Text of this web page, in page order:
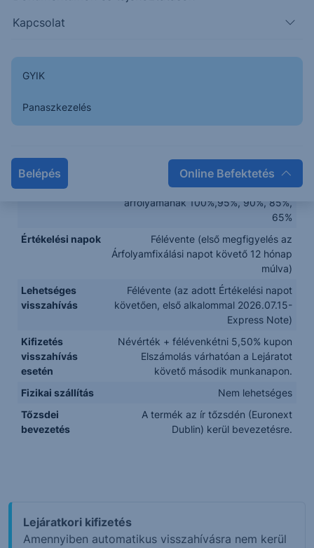
Kapcsolat
GYIK
Panaszkezelés
Belépés Online Befektetés
EUR
Kibocsátó
Citigroup Global Markets Funding
Kupon
Visszahívási
Korlát
Félévente csökkenő korlát, a mögöttes
indexek 2025.07.01-i záró
árfolyamának 100%,95%, 90%, 85%,
65%
Értékelési napok
Félévente (első megfigyelés az
Árfolyamfixálási napot követő 12 hónap
múlva)
Lehetséges
visszahívás
Félévente (az adott Értékelési napot
követően, első alkalommal 2026.07.15-
Express Note)
Kifizetés
visszahívás
esetén
Névérték + félévenkétni 5,50% kupon
Elszámolás várhatóan a Lejáratot
követő második munkanapon.
Fizikai szállítás
Nem lehetséges
Tőzsdei
bevezetés
A termék az ír tőzsdén (Euronext
Dublin) kerül bevezetésre.
Lejáratkori kifizetés
Amennyiben automatikus visszahívásra nem kerül